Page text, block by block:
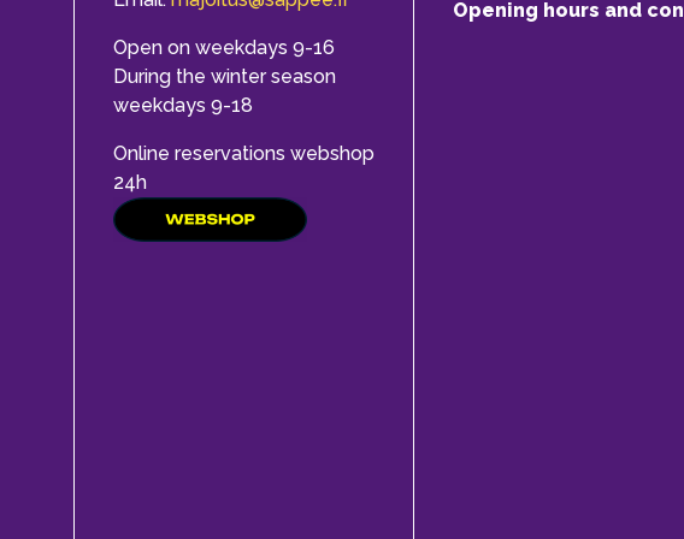
Open on weekdays 9-16
During the winter season
weekdays 9-18
Online reservations webshop
24h
Opening hours and